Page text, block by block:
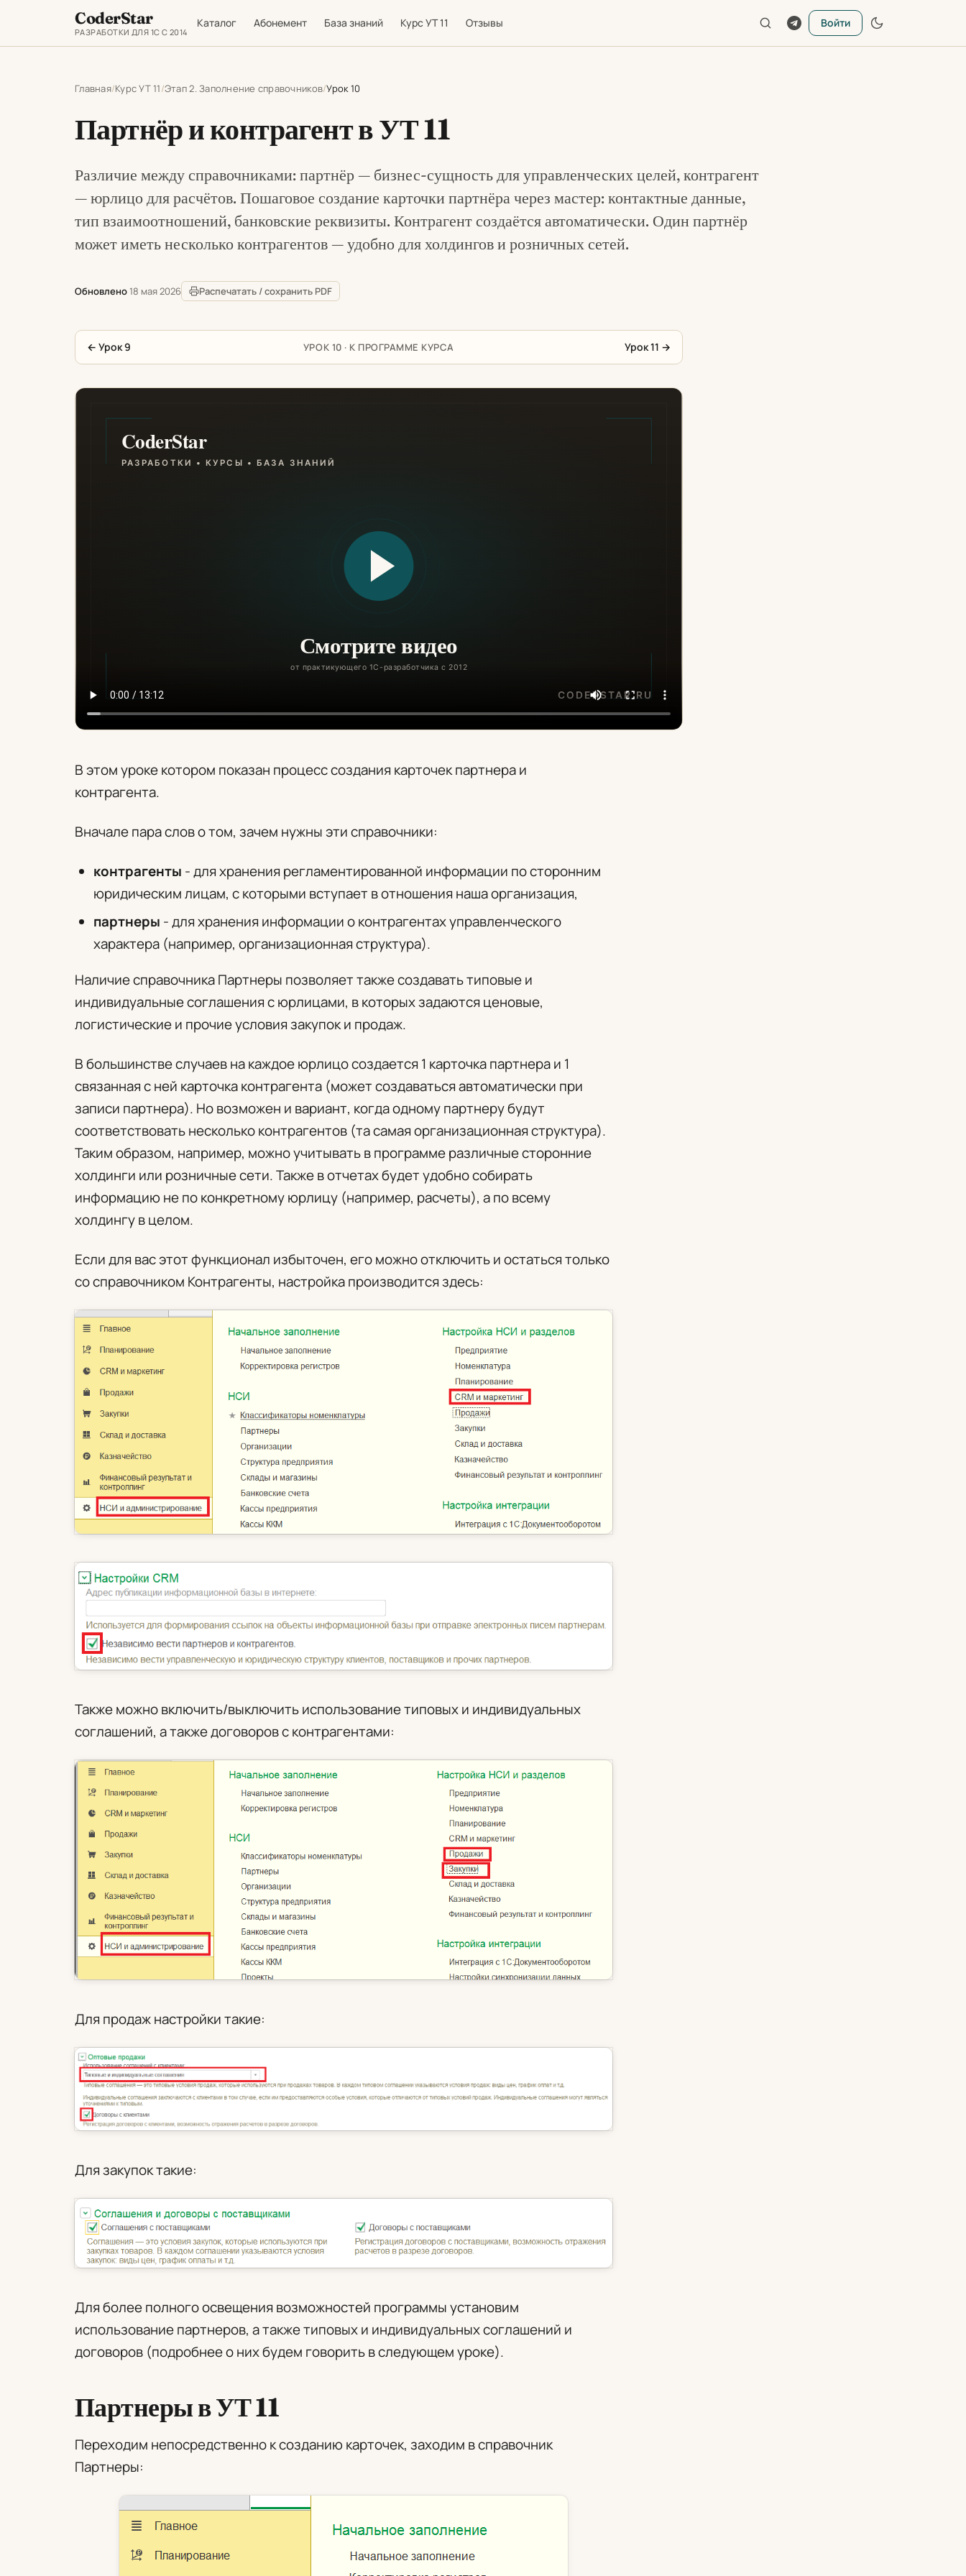
CoderStar
РАЗРАБОТКИ ДЛЯ 1С С 2014
Каталог Абонемент База знаний Курс УТ 11 Отзывы Войти
Главная Курс УТ 11 Этап 2. Заполнение справочников Урок 10
Партнёр и контрагент в УТ 11
Различие между справочниками: партнёр — бизнес-сущность для управленческих целей, контрагент
— юрлицо для расчётов. Пошаговое создание карточки партнёра через мастер: контактные данные,
тип взаимоотношений, банковские реквизиты. Контрагент создаётся автоматически. Один партнёр
может иметь несколько контрагентов — удобно для холдингов и розничных сетей.
Обновлено 18 мая 2026 Распечатать / сохранить PDF
← Урок 9 УРОК 10 · К ПРОГРАММЕ КУРСА Урок 11 →
В этом уроке котором показан процесс создания карточек партнера и
контрагента.
Вначале пара слов о том, зачем нужны эти справочники:
контрагенты - для хранения регламентированной информации по сторонним
юридическим лицам, с которыми вступает в отношения наша организация,
партнеры - для хранения информации о контрагентах управленческого
характера (например, организационная структура).
Наличие справочника Партнеры позволяет также создавать типовые и
индивидуальные соглашения с юрлицами, в которых задаются ценовые,
логистические и прочие условия закупок и продаж.
В большинстве случаев на каждое юрлицо создается 1 карточка партнера и 1
связанная с ней карточка контрагента (может создаваться автоматически при
записи партнера). Но возможен и вариант, когда одному партнеру будут
соответствовать несколько контрагентов (та самая организационная структура).
Таким образом, например, можно учитывать в программе различные сторонние
холдинги или розничные сети. Также в отчетах будет удобно собирать
информацию не по конкретному юрлицу (например, расчеты), а по всему
холдингу в целом.
Если для вас этот функционал избыточен, его можно отключить и остаться только
со справочником Контрагенты, настройка производится здесь:
Также можно включить/выключить использование типовых и индивидуальных
соглашений, а также договоров с контрагентами:
Для продаж настройки такие:
Для закупок такие:
Для более полного освещения возможностей программы установим
использование партнеров, а также типовых и индивидуальных соглашений и
договоров (подробнее о них будем говорить в следующем уроке).
Партнеры в УТ 11
Переходим непосредственно к созданию карточек, заходим в справочник
Партнеры: